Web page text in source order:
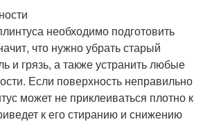
необходимо подготовить
что нужно убрать старый
и грязь, а также устранить любые
Если поверхность неправильно
может не приклеиваться плотно к
к его стиранию и снижению